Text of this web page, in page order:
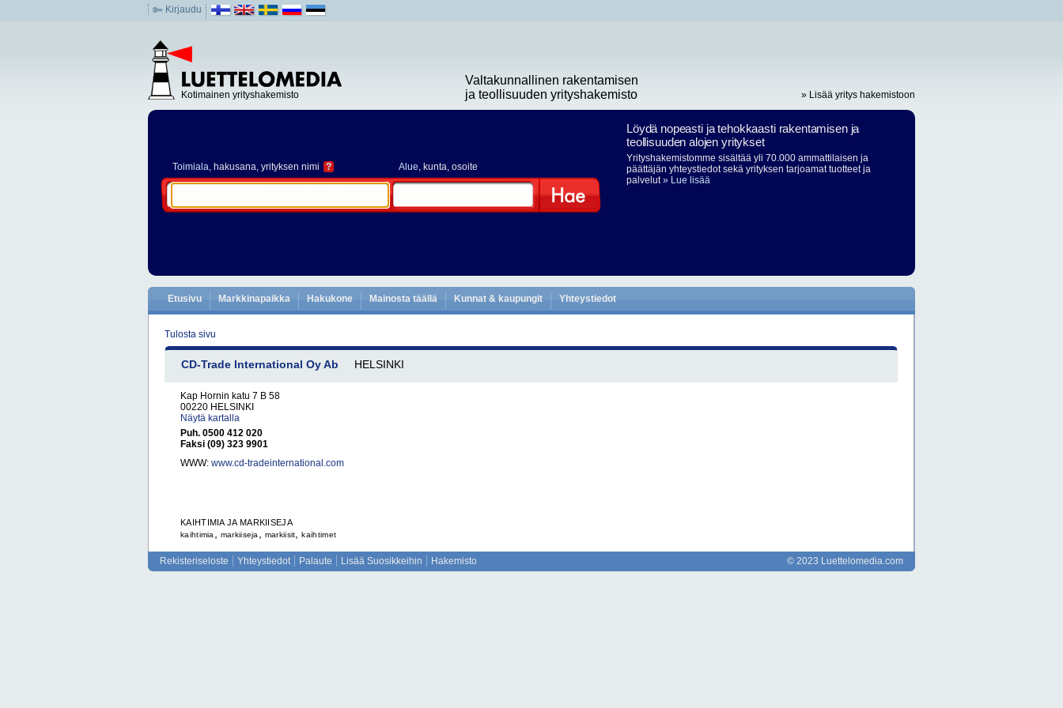
Kirjaudu
Kotimainen yrityshakemisto
Valtakunnallinen rakentamisen
ja teollisuuden yrityshakemisto
» Lisää yritys hakemistoon
Toimiala, hakusana, yrityksen nimi ? Alue, kunta, osoite
Löydä nopeasti ja tehokkaasti rakentamisen ja
teollisuuden alojen yritykset
Yrityshakemistomme sisältää yli 70.000 ammattilaisen ja
päättäjän yhteystiedot sekä yrityksen tarjoamat tuotteet ja
palvelut» Lue lisää
Etusivu Markkinapaikka Hakukone Mainosta täällä Kunnat & kaupungit Yhteystiedot
Tulosta sivu
CD-Trade International Oy Ab HELSINKI
Kap Hornin katu 7 B 58
00220 HELSINKI
Näytä kartalla
Puh. 0500 412 020
Faksi (09) 323 9901
WWW: www.cd-tradeinternational.com
KAIHTIMIA JA MARKIISEJA
kaihtimia markiiseja markiisit ,kaihtimet
Rekisteriseloste Yhteystiedot Palaute Lisää Suosikkeihin Hakemisto © 2023 Luettelomedia.com